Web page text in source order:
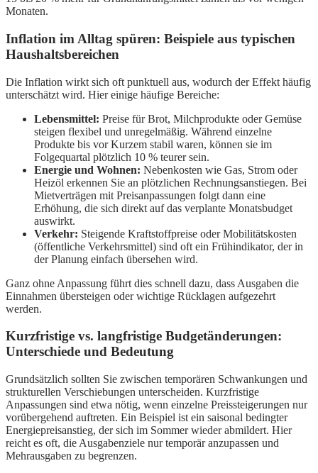
Monaten.
Inflation im Alltag spüren: Beispiele aus typischen
Haushaltsbereichen
Die Inflation wirkt sich oft punktuell aus, wodurch der Effekt häufig
unterschätzt wird. Hier einige häufige Bereiche:
Lebensmittel: Preise für Brot, Milchprodukte oder Gemüse
steigen flexibel und unregelmäßig. Während einzelne
Produkte bis vor Kurzem stabil waren, können sie im
Folgequartal plötzlich 10 % teurer sein.
Energie und Wohnen: Nebenkosten wie Gas, Strom oder
Heizöl erkennen Sie an plötzlichen Rechnungsanstiegen. Bei
Mietverträgen mit Preisanpassungen folgt dann eine
Erhöhung, die sich direkt auf das verplante Monatsbudget
auswirkt.
Verkehr: Steigende Kraftstoffpreise oder Mobilitätskosten
(öffentliche Verkehrsmittel) sind oft ein Frühindikator, der in
der Planung einfach übersehen wird.
Ganz ohne Anpassung führt dies schnell dazu, dass Ausgaben die
Einnahmen übersteigen oder wichtige Rücklagen aufgezehrt
werden.
Kurzfristige vs. langfristige Budgetänderungen:
Unterschiede und Bedeutung
Grundsätzlich sollten Sie zwischen temporären Schwankungen und
strukturellen Verschiebungen unterscheiden. Kurzfristige
Anpassungen sind etwa nötig, wenn einzelne Preissteigerungen nur
vorübergehend auftreten. Ein Beispiel ist ein saisonal bedingter
Energiepreisanstieg, der sich im Sommer wieder abmildert. Hier
reicht es oft, die Ausgabenziele nur temporär anzupassen und
Mehrausgaben zu begrenzen.